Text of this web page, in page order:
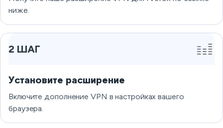
ниже.
2 ШАГ
Установите расширение
Включите дополнение VPN в настройках вашего
браузера.